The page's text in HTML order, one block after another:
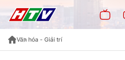
Văn hóa - Giải trí